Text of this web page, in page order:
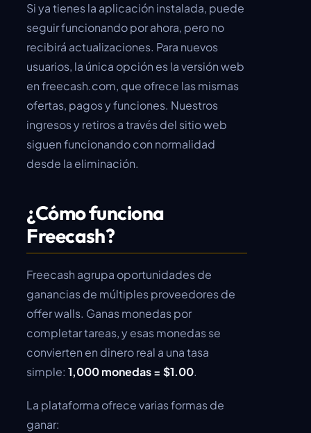
Si ya tienes la aplicación instalada, puede
seguir funcionando por ahora, pero no
recibirá actualizaciones. Para nuevos
usuarios, la única opción es la versión web
en freecash.com, que ofrece las mismas
ofertas, pagos y funciones. Nuestros
ingresos y retiros a través del sitio web
siguen funcionando con normalidad
desde la eliminación.
¿Cómo funciona
Freecash?
Freecash agrupa oportunidades de
ganancias de múltiples proveedores de
offer walls. Ganas monedas por
completar tareas, y esas monedas se
convierten en dinero real a una tasa
simple:1,000 monedas = $1.00.
La plataforma ofrece varias formas de
ganar: